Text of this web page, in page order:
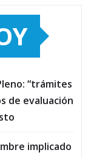
“trámites
de evaluación
implicado